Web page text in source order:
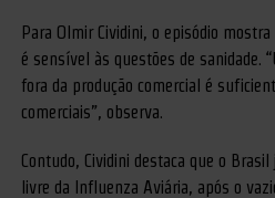
Para Olmir Cividini, o episódio
é sensível às questões de sanidade.
fora da produção comercial é
comerciais”, observa.
Contudo, Cividini destaca que o
livre da Influenza Aviária, após o